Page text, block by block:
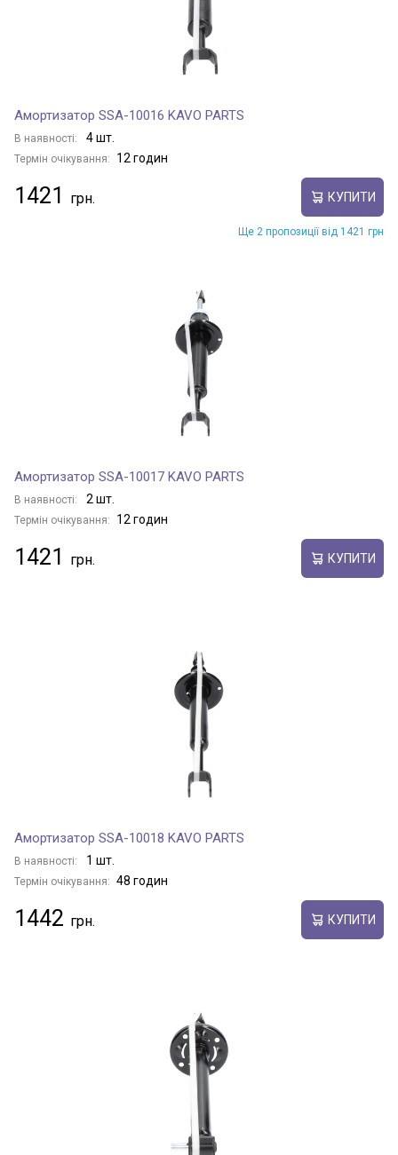
Амортизатор SSA-10016 KAVO PARTS
В наявності: 4 шт.
Термін очікування: 12 годин
1421 КУПИТИ
Ще 2 пропозиції від 1421 грн
Амортизатор SSA-10017 KAVO PARTS
В наявності: 2 шт.
Термін очікування: 12 годин
1421 КУПИТИ
Амортизатор SSA-10018 KAVO PARTS
В наявності: 1 шт.
Термін очікування: 48 годин
1442 КУПИТИ